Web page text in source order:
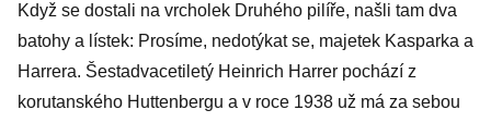
Když se dostali na vrcholek Druhého pilíře, našli tam dva
batohy a lístek: Prosíme, nedotýkat se, majetek Kasparka a
Harrera. Šestadvacetiletý Heinrich Harrer pochází z
korutanského Huttenbergu a v roce 1938 už má za sebou